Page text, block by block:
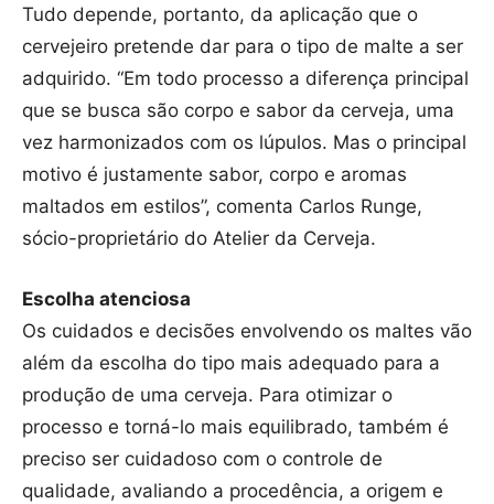
Tudo depende, portanto, da aplicação que o
cervejeiro pretende dar para o tipo de malte a ser
adquirido. “Em todo processo a diferença principal
que se busca são corpo e sabor da cerveja, uma
vez harmonizados com os lúpulos. Mas o principal
motivo é justamente sabor, corpo e aromas
maltados em estilos”, comenta Carlos Runge,
sócio-proprietário do Atelier da Cerveja.
Escolha atenciosa
Os cuidados e decisões envolvendo os maltes vão
além da escolha do tipo mais adequado para a
produção de uma cerveja. Para otimizar o
processo e torná-lo mais equilibrado, também é
preciso ser cuidadoso com o controle de
qualidade, avaliando a procedência, a origem e